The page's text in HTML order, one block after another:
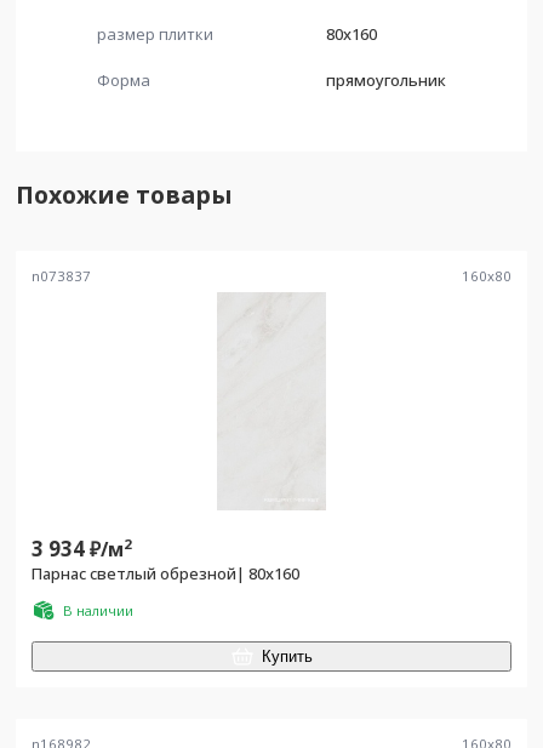
размер плитки 80x160
Форма прямоугольник
Похожие товары
n073837 160x80
3 934₽/м2
Парнас светлый обрезной| 80x160
В наличии
Купить
n168982 160x80